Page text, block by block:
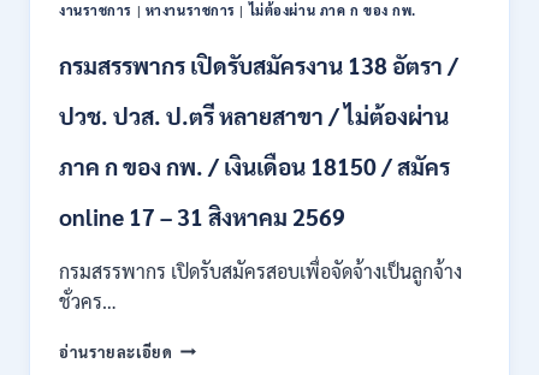
/
และ
/
ต้อง
ภาค
ก
กพ.
10
งานราชการ | หางานราชการ |ไม่ต้องผ่าน ภาค ก ของ กพ.
กรมสรรพากร เปิดรับสมัครงาน 138 อัตรา /
ปวช. ปวส. ป.ตรี หลายสาขา / ไม่ต้องผ่าน
ภาค ก ของ กพ. / เงินเดือน 18150 / สมัคร
online 17 – 31 สิงหาคม 2569
กรมสรรพากร เปิดรับสมัครสอบเพื่อจัดจ้างเป็นลูกจ้าง
ชั่วคร…
อ่านรายละเอียด กรม